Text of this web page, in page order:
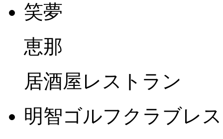
笑夢
恵那
居酒屋レストラン
明智ゴルフクラブレ